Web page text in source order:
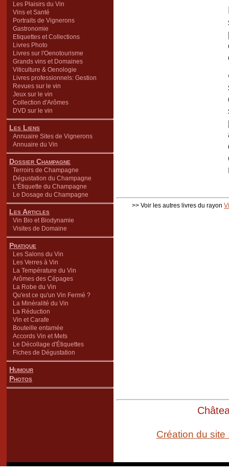
Les Plaisirs du Vin
Vins et Santé
Portraits de Vignerons
Gastronomie
Etiquettes et Collections
Livres Photo
Livres sur l'Oenotourisme
Grands vins et Domaines
Viticulture & Oenologie
Livres professionnels: Gestion
Revues sur le vin
Jeux sur le vin
Collection d'Arômes
DVD sur le vin
Les Liens
Annuaire Sites de Vignerons
Annuaire du Vin
Dossier Champagne
Terroirs de Champagne
Dégustation du Champagne
L'Étiquette du Champagne
Le Dosage du Champagne
Les Articles
Vin Bio et Biodynamie
Visites de Domaine
Pratique
Les Salons du Vin
Les Verres à Vin
La Température du Vin
Arômes des Cépages
La Robe du Vin
Qu'est ce qu'un Vin Fermé ?
La Minéralité du Vin
La Réduction
Vin et Carafe
Bouteille entamée
Accords Vin et Mets
Le Décollage d'Étiquettes
Fiches de Dégustation
Humour
Photos
>> Voir les autres livres du rayon
Création du site